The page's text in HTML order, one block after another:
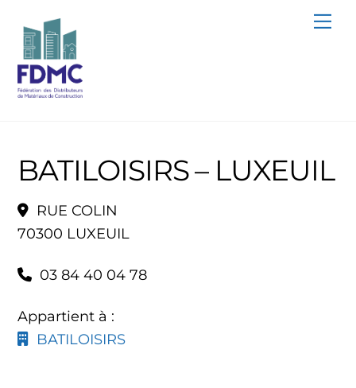
content
BATILOISIRS – LUXEUIL
RUE COLIN
70300 LUXEUIL
03 84 40 04 78
Appartient à :
BATILOISIRS